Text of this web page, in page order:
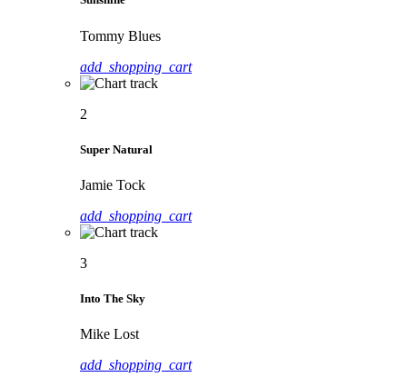
Tommy Blues
add_shopping_cart
2
Super Natural
Jamie Tock
add_shopping_cart
3
Into The Sky
Mike Lost
add_shopping_cart